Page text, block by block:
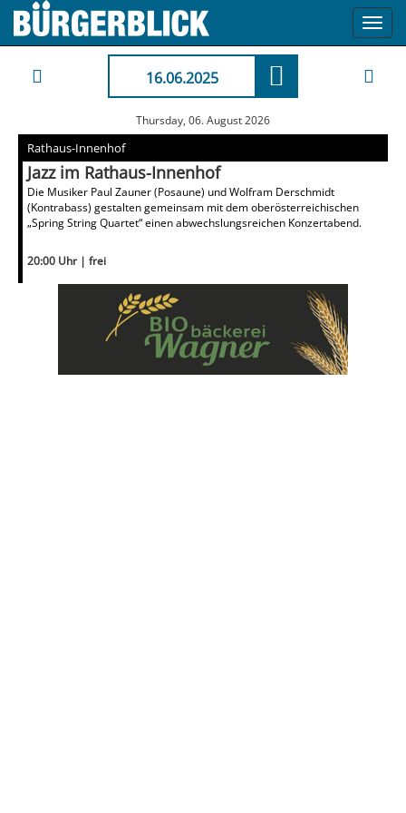
16.06.2025
Thursday, 06. August 2026
Rathaus-Innenhof
Jazz im Rathaus-Innenhof
Die Musiker Paul Zauner (Posaune) und Wolfram Derschmidt
(Kontrabass) gestalten gemeinsam mit dem oberösterreichischen
„Spring String Quartet“ einen abwechslungsreichen Konzertabend.
20:00 Uhr | frei